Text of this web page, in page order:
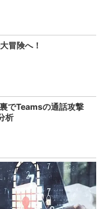
冒険へ！
でTeamsの通話攻撃
析